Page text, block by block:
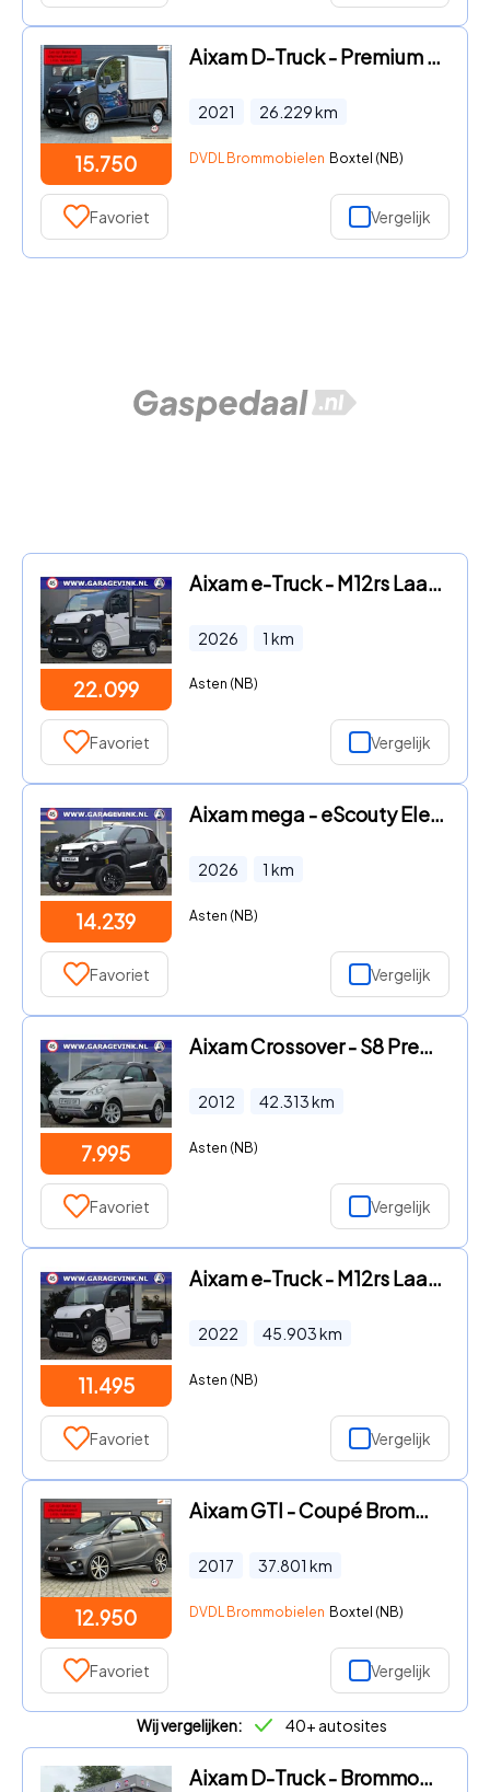
15.750
Aixam D-Truck - Premium Brommobiel 2021 BTW 26dkm
2021 26.229km
DVDL Brommobielen Boxtel (NB)
Favoriet Vergelijk
22.099
Aixam e-Truck - M12rs Laadbak + Bladrek ELEKTRISCHE brommobiel
2026 1 km
Asten (NB)
Favoriet Vergelijk
14.239
Aixam mega - eScouty Elektrische Brommobiel
2026 1 km
Asten (NB)
Favoriet Vergelijk
7.995
Aixam Crossover - S8 Premium Brommobiel
2012 42.313km
Asten (NB)
Favoriet Vergelijk
11.495
Aixam e-Truck - M12rs Laadbak 100% ELEKTRISCH | €9.500 ex BTW
2022 45.903km
Asten (NB)
Favoriet Vergelijk
12.950
Aixam GTI - Coupé Brommobiel AIRCO 2017 1e eig 37dkm BOMVOL
2017 37.801 km
DVDL Brommobielen Boxtel (NB)
Favoriet Vergelijk
Wij vergelijken: 40+ autosites
Aixam D-Truck - Brommobiel 400 Van €2300, - korting